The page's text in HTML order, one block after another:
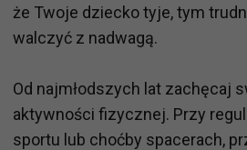
że Twoje dziecko tyje, tym
walczyć z nadwagą.
Od najmłodszych lat zachęcaj
aktywności fizycznej. Przy
sportu lub choćby spacerach,